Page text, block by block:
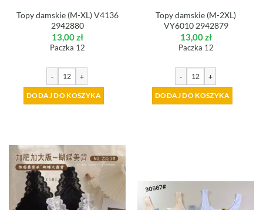
Topy damskie (M-XL) V4136
2942880
13,00zł
Paczka 12
- +
DODAJ DO KOSZYKA
Topy damskie (M-2XL)
VY6010 2942879
13,00zł
Paczka 12
- +
DODAJ DO KOSZYKA